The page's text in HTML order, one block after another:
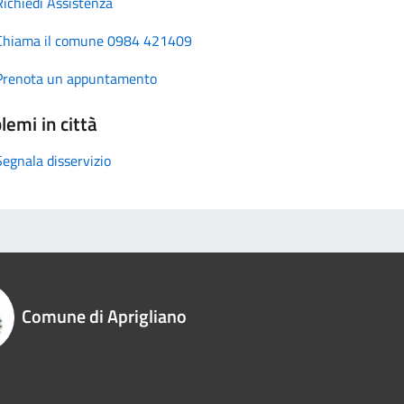
il comune 0984 421409
un appuntamento
in città
disservizio
Comune di Aprigliano